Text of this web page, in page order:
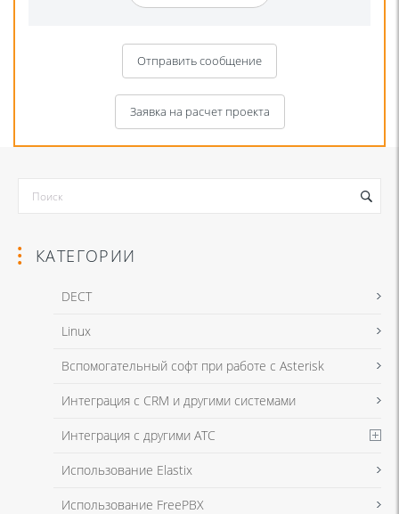
Отправить сообщение
Я даю согласие на обработку моих персональных данных для связи
в соответствии с Политикой в отношении обработки персональных
Заявка на расчет проекта
Я даю согласие на обработку моих персональных данных для связи
в соответствии с Политикой в отношении обработки персональных
КАТЕГОРИИ
DECT
Linux
Вспомогательный софт при работе с Asterisk
Интеграция с CRM и другими системами
Интеграция с другими АТС
Использование Elastix
Использование FreePBX